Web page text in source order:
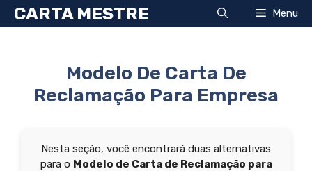
Pular
paraCARTA MESTRE Menu
Modelo De Carta De
Reclamação Para Empresa
Nesta seção, você encontrará duas alternativas
para o Modelo de Carta de Reclamação para